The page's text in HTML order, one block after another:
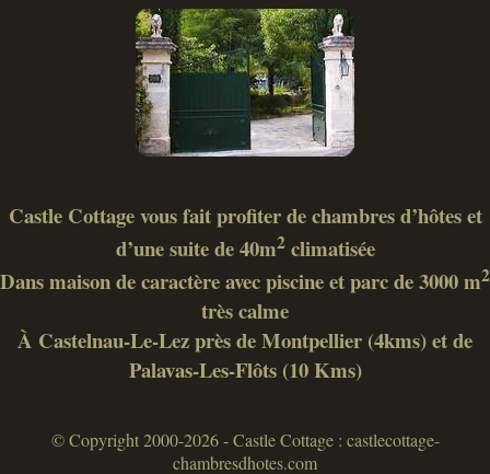
Castle Cottage vous fait profiter de chambres d’hôtes et
d’une suite de 40m2climatisée
Dans maison de caractère avec piscine et parc de 3000 m2
très calme
À Castelnau-Le-Lez près de Montpellier (4kms) et de
Palavas-Les-Flôts (10 Kms)
© Copyright 2000-2026 - Castle Cottage : castlecottage-
chambresdhotes.com